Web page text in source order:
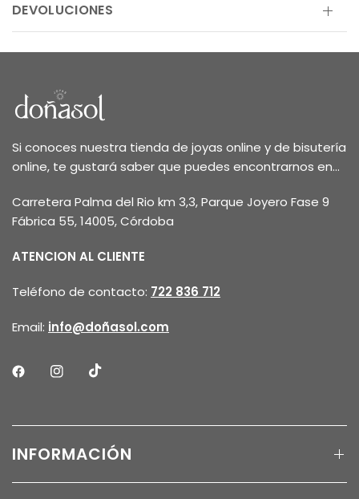
DEVOLUCIONES
Si conoces nuestra tienda de joyas online y de bisutería
online, te gustará saber que puedes encontrarnos en...
Carretera Palma del Rio km 3,3, Parque Joyero Fase 9
Fábrica 55, 14005, Córdoba
ATENCION AL CLIENTE
Teléfono de contacto: 722 836 712
Email: info@doñasol.com
INFORMACIÓN